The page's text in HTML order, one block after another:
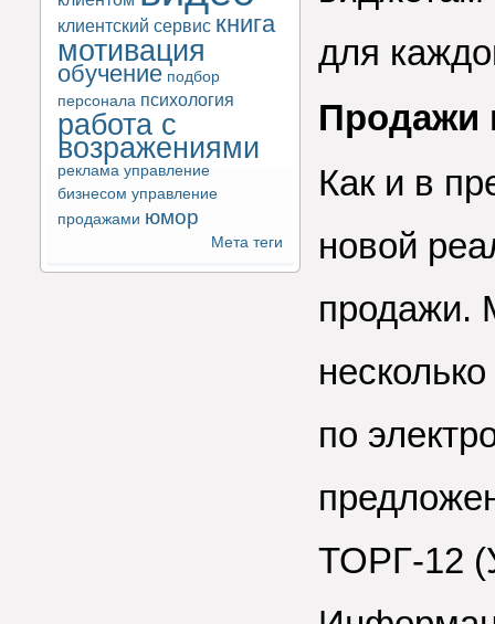
клиентский сервис книга
мотивация
обучение подбор
персонала психология
работа с
возражениями
реклама управление
бизнесом управление
продажами юмор
Мета теги
для
Продажи
Как и в
новой
продажи.
по
ТОРГ-12